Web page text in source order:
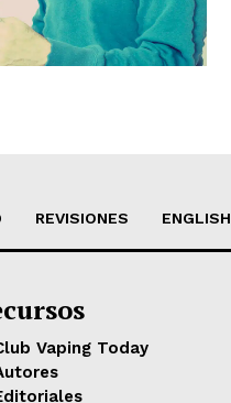
REVISIONES ENGLISH
Vaping Today